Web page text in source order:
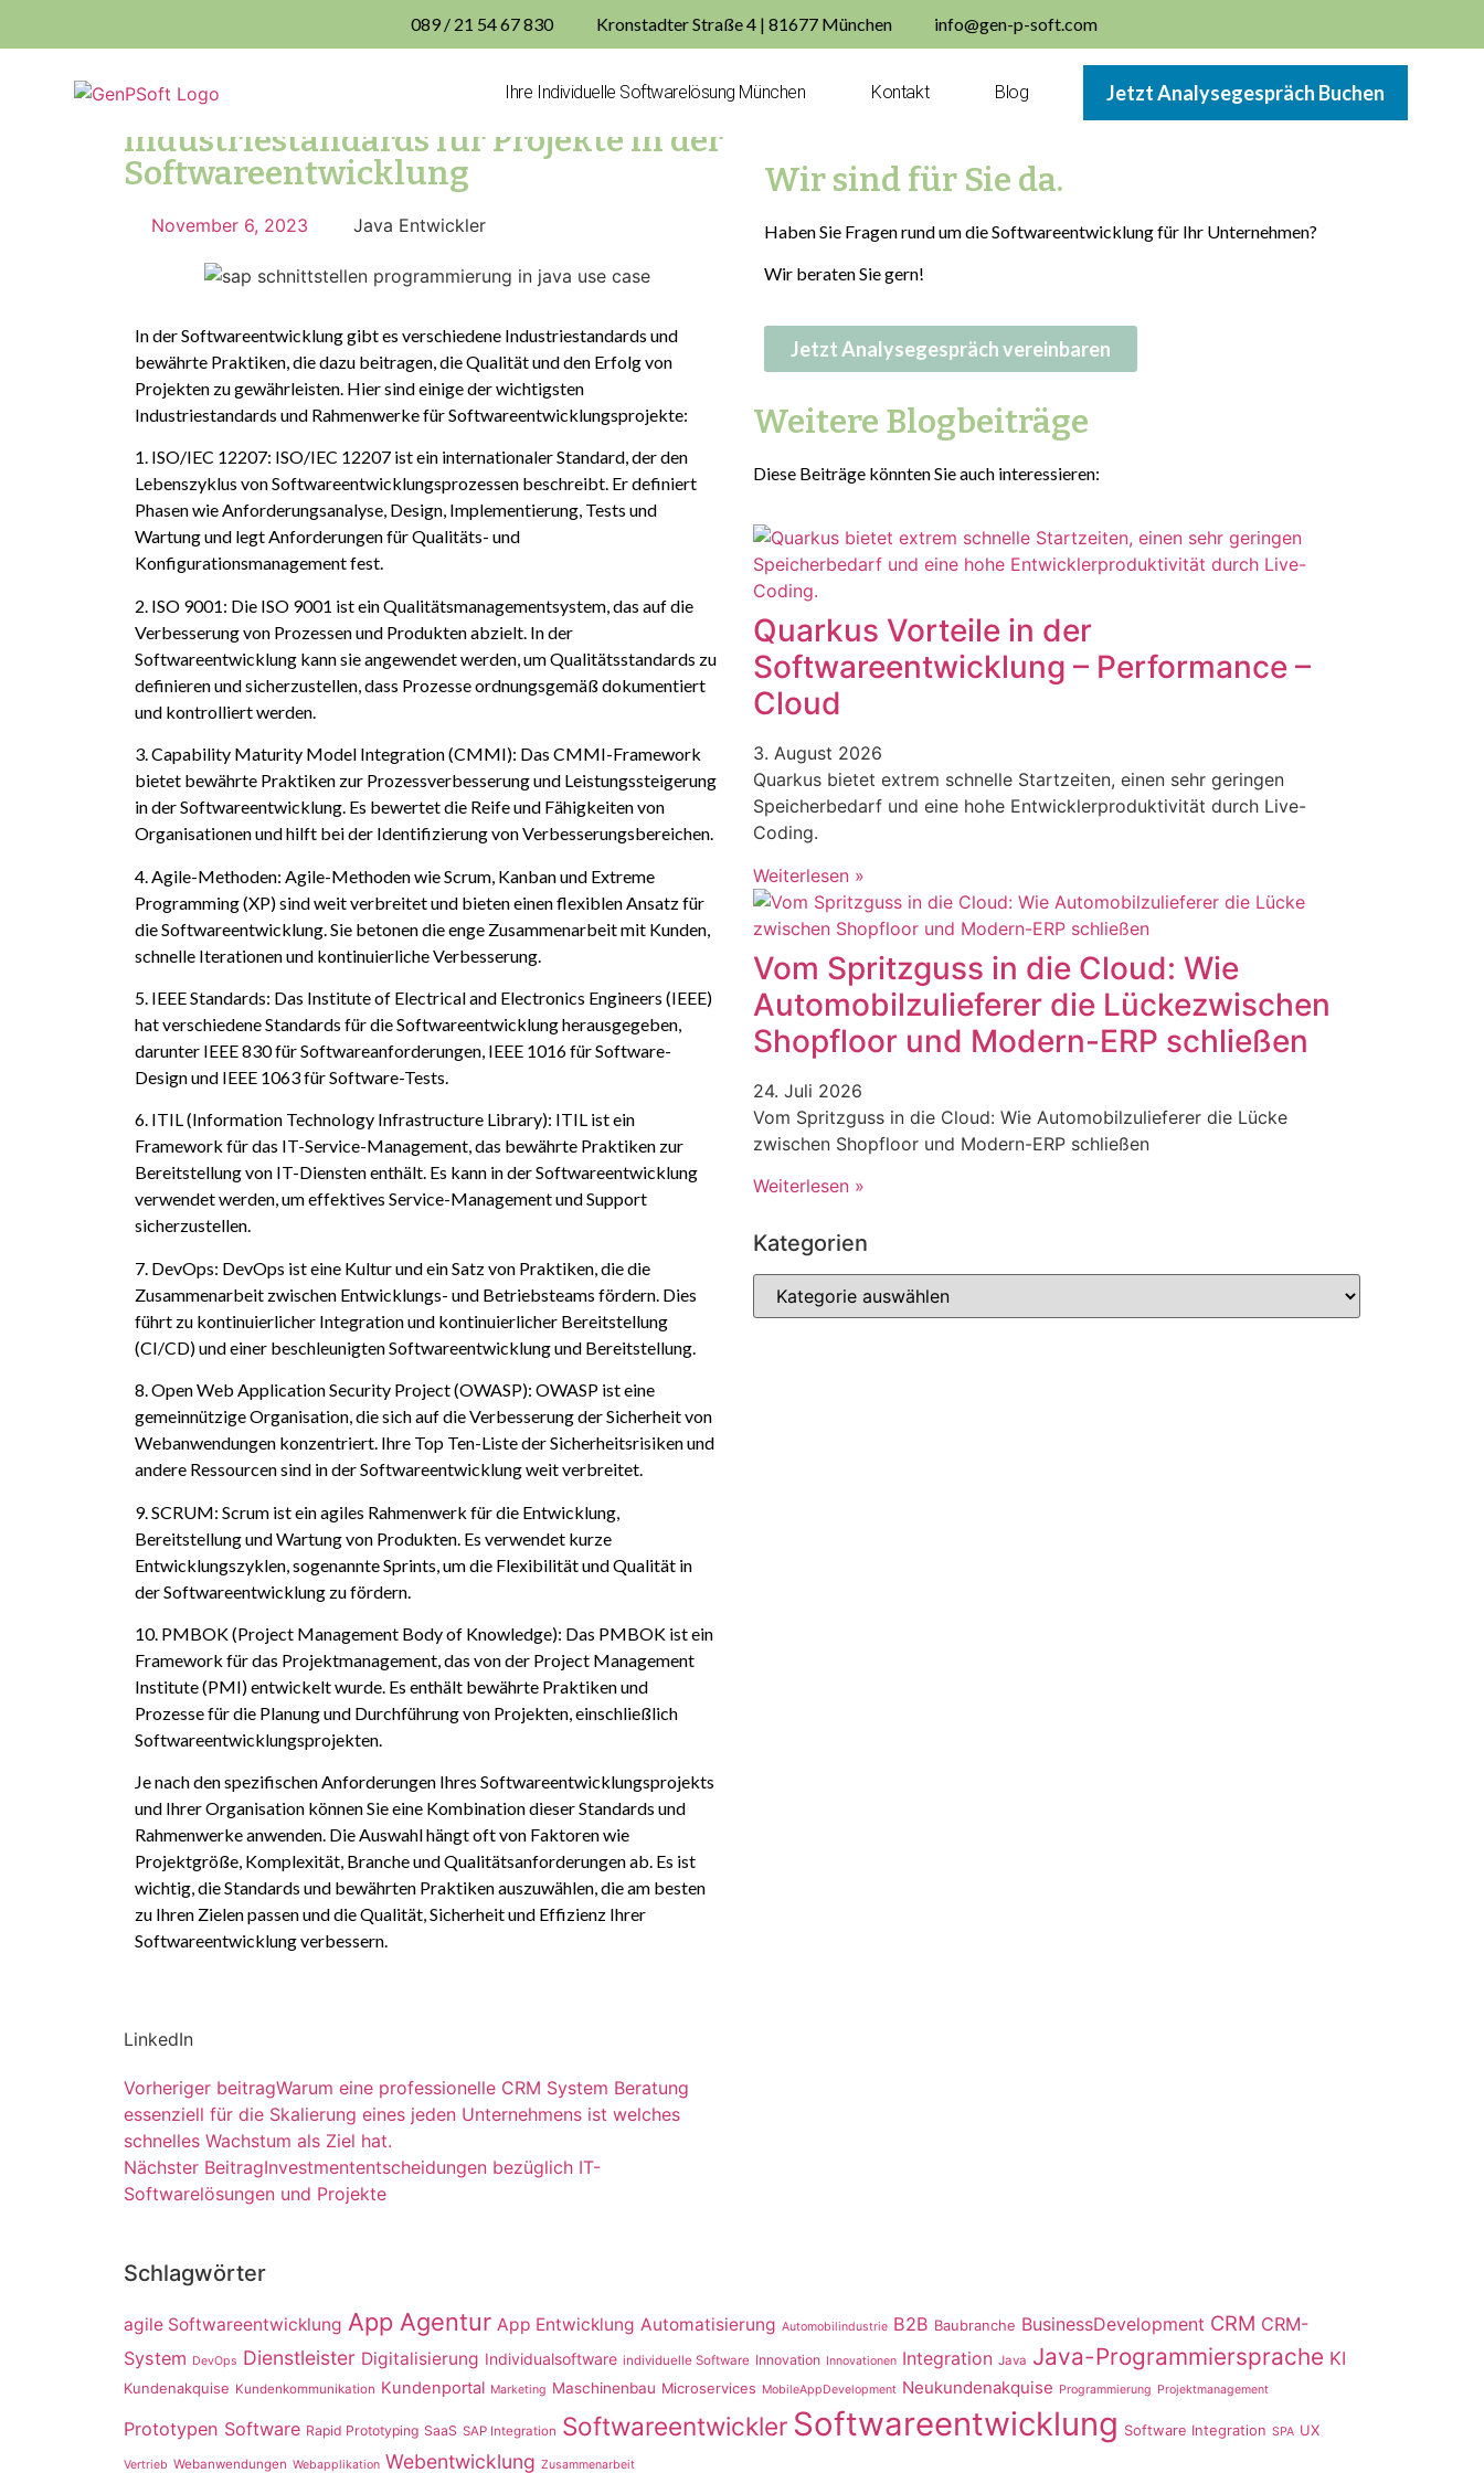
089 / 21 54 67 830 Kronstadter Straße 4 | 81677 München info@gen-p-soft.com
Ihre Individuelle Softwarelösung München Kontakt Blog Jetzt Analysegespräch Buchen
Industriestandards für Projekte in der
Softwareentwicklung
November 6, 2023 Java Entwickler
In der Softwareentwicklung gibt es verschiedene Industriestandards und
bewährte Praktiken, die dazu beitragen, die Qualität und den Erfolg von
Projekten zu gewährleisten. Hier sind einige der wichtigsten
Industriestandards und Rahmenwerke für Softwareentwicklungsprojekte:
1. ISO/IEC 12207: ISO/IEC 12207 ist ein internationaler Standard, der den
Lebenszyklus von Softwareentwicklungsprozessen beschreibt. Er definiert
Phasen wie Anforderungsanalyse, Design, Implementierung, Tests und
Wartung und legt Anforderungen für Qualitäts- und
Konfigurationsmanagement fest.
2. ISO 9001: Die ISO 9001 ist ein Qualitätsmanagementsystem, das auf die
Verbesserung von Prozessen und Produkten abzielt. In der
Softwareentwicklung kann sie angewendet werden, um Qualitätsstandards zu
definieren und sicherzustellen, dass Prozesse ordnungsgemäß dokumentiert
und kontrolliert werden.
3. Capability Maturity Model Integration (CMMI): Das CMMI-Framework
bietet bewährte Praktiken zur Prozessverbesserung und Leistungssteigerung
in der Softwareentwicklung. Es bewertet die Reife und Fähigkeiten von
Organisationen und hilft bei der Identifizierung von Verbesserungsbereichen.
4. Agile-Methoden: Agile-Methoden wie Scrum, Kanban und Extreme
Programming (XP) sind weit verbreitet und bieten einen flexiblen Ansatz für
die Softwareentwicklung. Sie betonen die enge Zusammenarbeit mit Kunden,
schnelle Iterationen und kontinuierliche Verbesserung.
5. IEEE Standards: Das Institute of Electrical and Electronics Engineers (IEEE)
hat verschiedene Standards für die Softwareentwicklung herausgegeben,
darunter IEEE 830 für Softwareanforderungen, IEEE 1016 für Software-
Design und IEEE 1063 für Software-Tests.
6. ITIL (Information Technology Infrastructure Library): ITIL ist ein
Framework für das IT-Service-Management, das bewährte Praktiken zur
Bereitstellung von IT-Diensten enthält. Es kann in der Softwareentwicklung
verwendet werden, um effektives Service-Management und Support
sicherzustellen.
7. DevOps: DevOps ist eine Kultur und ein Satz von Praktiken, die die
Zusammenarbeit zwischen Entwicklungs- und Betriebsteams fördern. Dies
führt zu kontinuierlicher Integration und kontinuierlicher Bereitstellung
(CI/CD) und einer beschleunigten Softwareentwicklung und Bereitstellung.
8. Open Web Application Security Project (OWASP): OWASP ist eine
gemeinnützige Organisation, die sich auf die Verbesserung der Sicherheit von
Webanwendungen konzentriert. Ihre Top Ten-Liste der Sicherheitsrisiken und
andere Ressourcen sind in der Softwareentwicklung weit verbreitet.
9. SCRUM: Scrum ist ein agiles Rahmenwerk für die Entwicklung,
Bereitstellung und Wartung von Produkten. Es verwendet kurze
Entwicklungszyklen, sogenannte Sprints, um die Flexibilität und Qualität in
der Softwareentwicklung zu fördern.
10. PMBOK (Project Management Body of Knowledge): Das PMBOK ist ein
Framework für das Projektmanagement, das von der Project Management
Institute (PMI) entwickelt wurde. Es enthält bewährte Praktiken und
Prozesse für die Planung und Durchführung von Projekten, einschließlich
Softwareentwicklungsprojekten.
Je nach den spezifischen Anforderungen Ihres Softwareentwicklungsprojekts
und Ihrer Organisation können Sie eine Kombination dieser Standards und
Rahmenwerke anwenden. Die Auswahl hängt oft von Faktoren wie
Projektgröße, Komplexität, Branche und Qualitätsanforderungen ab. Es ist
wichtig, die Standards und bewährten Praktiken auszuwählen, die am besten
zu Ihren Zielen passen und die Qualität, Sicherheit und Effizienz Ihrer
Softwareentwicklung verbessern.
LinkedIn
Vorheriger beitragWarum eine professionelle CRM System Beratung
essenziell für die Skalierung eines jeden Unternehmens ist welches
schnelles Wachstum als Ziel hat.
Nächster BeitragInvestmententscheidungen bezüglich IT-
Softwarelösungen und Projekte
Wir sind für Sie da.
Haben Sie Fragen rund um die Softwareentwicklung für Ihr Unternehmen?
Wir beraten Sie gern!
Jetzt Analysegespräch vereinbaren
Weitere Blogbeiträge
Diese Beiträge könnten Sie auch interessieren:
Quarkus Vorteile in der
Softwareentwicklung – Performance –
Cloud
3. August 2026
Quarkus bietet extrem schnelle Startzeiten, einen sehr geringen
Speicherbedarf und eine hohe Entwicklerproduktivität durch Live-
Coding.
Weiterlesen »
Vom Spritzguss in die Cloud: Wie
Automobilzulieferer die Lückezwischen
Shopfloor und Modern-ERP schließen
24. Juli 2026
Vom Spritzguss in die Cloud: Wie Automobilzulieferer die Lücke
zwischen Shopfloor und Modern-ERP schließen
Weiterlesen »
Kategorien
Schlagwörter
agile Softwareentwicklung App Agentur App Entwicklung Automatisierung Automobilindustrie B2B Baubranche BusinessDevelopment CRM CRM-
System DevOps Dienstleister Digitalisierung Individualsoftware individuelle Software Innovation Innovationen Integration Java Java-Programmiersprache KI
Kundenakquise Kundenkommunikation Kundenportal Marketing Maschinenbau Microservices MobileAppDevelopment Neukundenakquise Programmierung Projektmanagement
Prototypen Software Rapid Prototyping SaaS SAP Integration Softwareentwickler Softwareentwicklung Software Integration SPA UX
Vertrieb Webanwendungen Webapplikation Webentwicklung Zusammenarbeit